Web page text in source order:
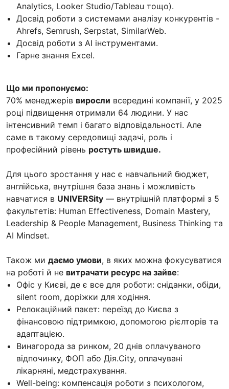
Analytics, Looker Studio/Tableau тощо).
Досвід роботи з системами аналізу конкурентів -
Ahrefs, Semrush, Serpstat, SimilarWeb.
Досвід роботи з AI інструментами.
Гарне знання Excel.
Що ми пропонуємо:
70% менеджерів виросли всередині компанії, у 2025
році підвищення отримали 64 людини. У нас
інтенсивний темп і багато відповідальності. Але
саме в такому середовищі задачі, роль і
професійний рівень ростуть швидше.
Для цього зростання у нас є навчальний бюджет,
англійська, внутрішня база знань і можливість
навчатися в UNIVERSity — внутрішній платформі з 5
факультетів: Human Effectiveness, Domain Mastery,
Leadership & People Management, Business Thinking та
AI Mindset.
Також ми даємо умови, в яких можна фокусуватися
на роботі й не витрачати ресурс на зайве:
Офіс у Києві, де є все для роботи: сніданки, обіди,
silent room, доріжки для ходіння.
Релокаційний пакет: переїзд до Києва з
фінансовою підтримкою, допомогою рієлторів та
адаптацією.
Винагорода за ринком, 20 днів оплачуваного
відпочинку, ФОП або Дія.City, оплачувані
лікарняні, медстрахування.
Well-being: компенсація роботи з психологом,